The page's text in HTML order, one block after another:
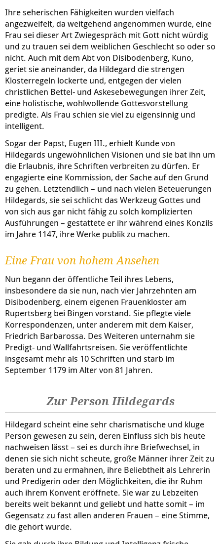
Ihre seherischen Fähigkeiten wurden vielfach
angezweifelt, da weitgehend angenommen wurde, eine
Frau sei dieser Art Zwiegespräch mit Gott nicht würdig
und zu trauen sei dem weiblichen Geschlecht so oder so
nicht. Auch mit dem Abt von Disibodenberg, Kuno,
geriet sie aneinander, da Hildegard die strengen
Klosterregeln lockerte und, entgegen der vielen
christlichen Bettel- und Askesebewegungen ihrer Zeit,
eine holistische, wohlwollende Gottesvorstellung
predigte. Als Frau schien sie viel zu eigensinnig und
intelligent.
Sogar der Papst, Eugen III., erhielt Kunde von
Hildegards ungewöhnlichen Visionen und sie bat ihn um
die Erlaubnis, ihre Schriften verbreiten zu dürfen. Er
engagierte eine Kommission, der Sache auf den Grund
zu gehen. Letztendlich – und nach vielen Beteuerungen
Hildegards, sie sei schlicht das Werkzeug Gottes und
von sich aus gar nicht fähig zu solch komplizierten
Ausführungen – gestattete er ihr während eines Konzils
im Jahre 1147, ihre Werke publik zu machen.
Eine Frau von hohem Ansehen
Nun begann der öffentliche Teil ihres Lebens,
insbesondere da sie nun, nach vier Jahrzehnten am
Disibodenberg, einem eigenen Frauenkloster am
Rupertsberg bei Bingen vorstand. Sie pflegte viele
Korrespondenzen, unter anderem mit dem Kaiser,
Friedrich Barbarossa. Des Weiteren unternahm sie
Predigt- und Wallfahrtsreisen. Sie veröffentlichte
insgesamt mehr als 10 Schriften und starb im
September 1179 im Alter von 81 Jahren.
Zur Person Hildegards
Hildegard scheint eine sehr charismatische und kluge
Person gewesen zu sein, deren Einfluss sich bis heute
nachweisen lässt – sei es durch ihre Briefwechsel, in
denen sie sich nicht scheute, große Männer ihrer Zeit zu
beraten und zu ermahnen, ihre Beliebtheit als Lehrerin
und Predigerin oder den Möglichkeiten, die ihr Ruhm
auch ihrem Konvent eröffnete. Sie war zu Lebzeiten
bereits weit bekannt und geliebt und hatte somit – im
Gegensatz zu fast allen anderen Frauen – eine Stimme,
die gehört wurde.